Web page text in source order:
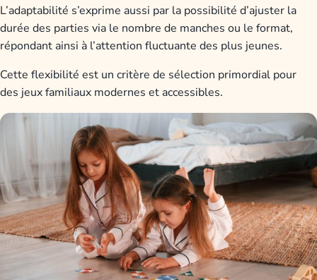
L’adaptabilité s’exprime aussi par la possibilité d’ajuster la
durée des parties via le nombre de manches ou le format,
répondant ainsi à l’attention fluctuante des plus jeunes.
Cette flexibilité est un critère de sélection primordial pour
des jeux familiaux modernes et accessibles.